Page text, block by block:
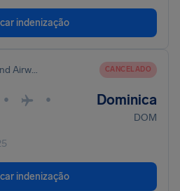
indenização
Windward Island Airways International CANCELADO
• • Dominica
DOM
indenização